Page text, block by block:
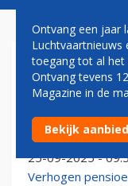
ICAO
VS en EU
25-09-2025 -
Verhogen
Ontvang een jaar
Luchtvaartnieuws
toegang tot al het
Ontvang tevens
Magazine in de
Bekijk